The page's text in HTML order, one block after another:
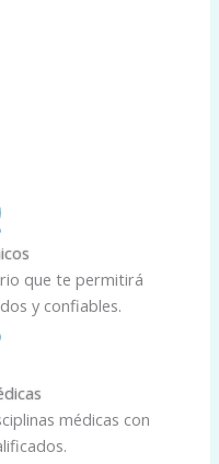
que te permitirá
y confiables.
médicas con